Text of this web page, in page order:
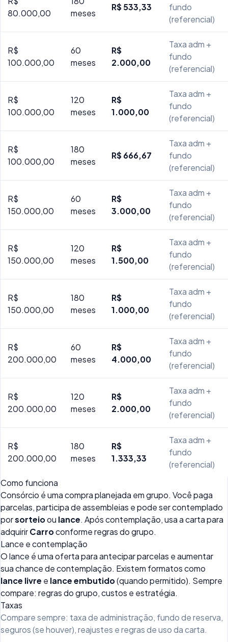
80.000,00
meses
R$ 533,33
fundo
(referencial)
R$
100.000,00
60
meses
R$
2.000,00
Taxa adm +
fundo
(referencial)
R$
100.000,00
120
meses
R$
1.000,00
Taxa adm +
fundo
(referencial)
R$
100.000,00
180
meses
R$ 666,67
Taxa adm +
fundo
(referencial)
R$
150.000,00
60
meses
R$
3.000,00
Taxa adm +
fundo
(referencial)
R$
150.000,00
120
meses
R$
1.500,00
Taxa adm +
fundo
(referencial)
R$
150.000,00
180
meses
R$
1.000,00
Taxa adm +
fundo
(referencial)
R$
200.000,00
60
meses
R$
4.000,00
Taxa adm +
fundo
(referencial)
R$
200.000,00
120
meses
R$
2.000,00
Taxa adm +
fundo
(referencial)
R$
200.000,00
180
meses
R$
1.333,33
Taxa adm +
fundo
(referencial)
Como funciona
Consórcio é uma compra planejada em grupo. Você paga
parcelas, participa de assembleias e pode ser contemplado
porsorteioou lance. Após contemplação, usa a carta para
adquirirCarroconforme regras do grupo.
Lance e contemplação
O lance é uma oferta para antecipar parcelas e aumentar
sua chance de contemplação. Existem formatos como
lance livre e lance embutido(quando permitido). Sempre
compare: regras do grupo, custos e estratégia.
Taxas
Compare sempre: taxa de administração, fundo de reserva,
seguros (se houver), reajustes e regras de uso da carta.